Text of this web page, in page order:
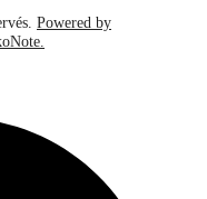
Powered by